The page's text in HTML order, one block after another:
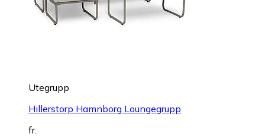
Utegrupp
Hillerstorp Hamnborg Loungegrupp
fr.